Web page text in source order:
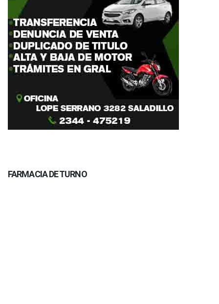
FARMACIA DE TURNO